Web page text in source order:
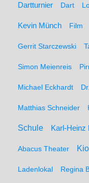
Dartturnier Dart
Kevin Münch Film
Gerrit Starczewski
Simon Meienreis
Michael Eckhardt
Matthias Schneider
Schule Karl-Heinz
Abacus Theater
Ladenlokal Regina